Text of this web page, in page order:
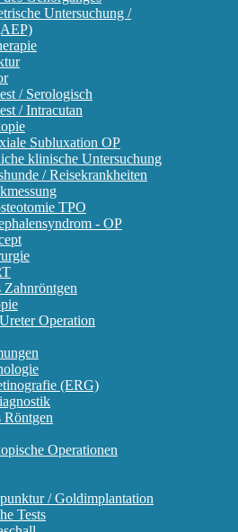
Untersuchung /
/ Serologisch
/ Intracutan
Subluxation OP
klinische Untersuchung
/ Reisekrankheiten
TPO
- OP
Operation
(ERG)
Röntgen
Operationen
/ Goldimplantation
Tests